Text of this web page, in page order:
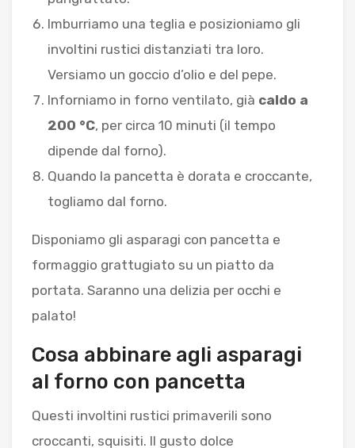
Imburriamo una teglia e posizioniamo gli
involtini rustici distanziati tra loro.
Versiamo un goccio d’olio e del pepe.
Inforniamo in forno ventilato, già caldo a
200 °C, per circa 10 minuti (il tempo
dipende dal forno).
Quando la pancetta è dorata e croccante,
togliamo dal forno.
Disponiamo gli asparagi con pancetta e
formaggio grattugiato su un piatto da
portata. Saranno una delizia per occhi e
palato!
Cosa abbinare agli asparagi
al forno con pancetta
Questi involtini rustici primaverili sono
croccanti, squisiti. Il gusto dolce